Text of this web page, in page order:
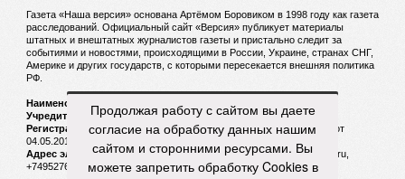
Maison du Lac, где через 12 лет и умерла. Покидала
свою квартиру она без особого удовольствия, но
причина расставания с родной обителью была веской:
в ходе готовки женщина случайно устроила дома
Когда Жанне Кальман было 115 лет, она упала с
лестницы и сломала бедро и с тех пор передвигалась в
инвалидном кресле. Нейропсихолог Карен Ричи раз в
Продолжая работу с сайтом вы даете
согласие на обработку данных нашим
сайтом и сторонними ресурсами. Вы
можете запретить обработку Cookies в